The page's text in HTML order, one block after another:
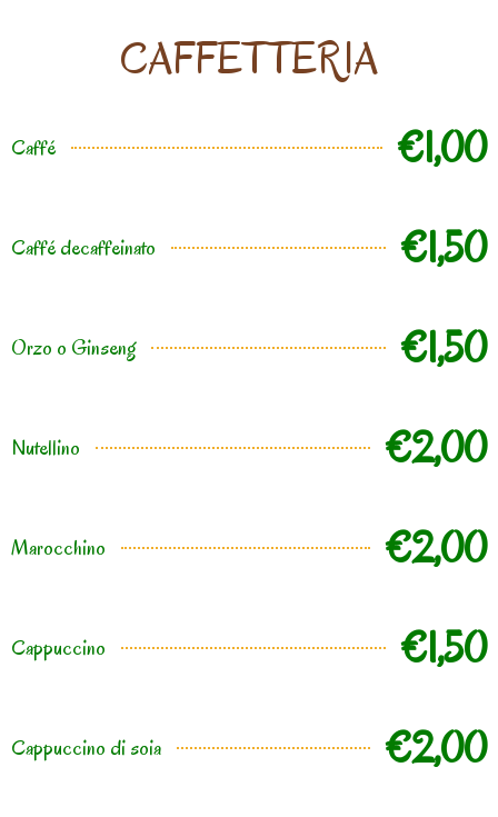
CAFFETTERIA
Caffé €1,00
Caffé decaffeinato €1,50
Orzo o Ginseng €1,50
Nutellino €2,00
Marocchino €2,00
Cappuccino €1,50
Cappuccino di soia €2,00